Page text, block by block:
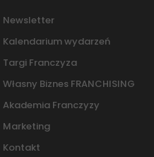
Newsletter
Kalendarium wydarzeń
Targi Franczyza
Własny Biznes FRANCHISING
Akademia Franczyzy
Marketing
Kontakt